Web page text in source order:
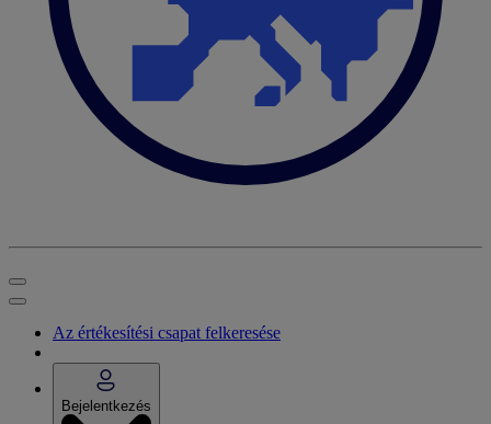
Az értékesítési csapat felkeresése
Bejelentkezés